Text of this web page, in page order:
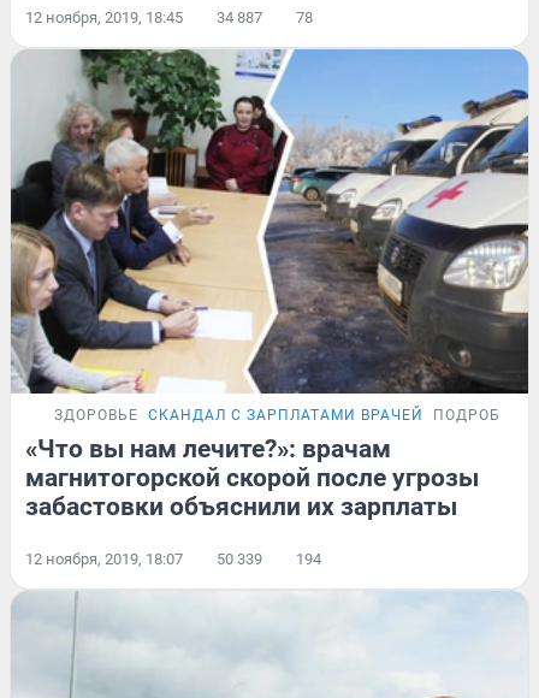
12 ноября, 2019, 18:45 34 887 78
ЗДОРОВЬЕ СКАНДАЛ С ЗАРПЛАТАМИ ВРАЧЕЙ
«Что вы нам лечите?»: врачам
магнитогорской скорой после угрозы
забастовки объяснили их зарплаты
12 ноября, 2019, 18:07 50 339 194